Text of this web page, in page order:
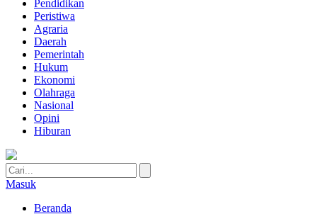
Pendidikan
Peristiwa
Agraria
Daerah
Pemerintah
Hukum
Ekonomi
Olahraga
Nasional
Opini
Hiburan
Masuk
Beranda